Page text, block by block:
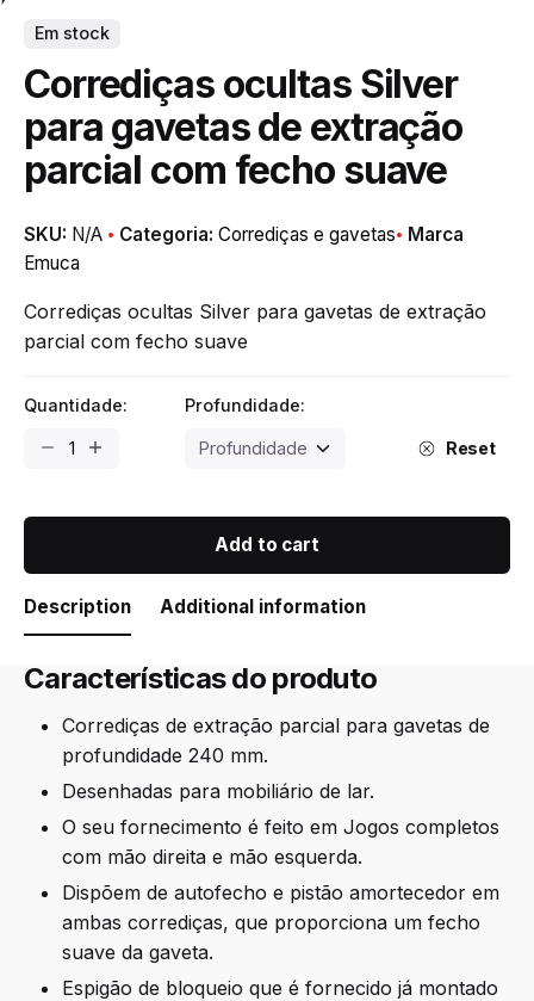
Em stock
Corrediças ocultas Silver
para gavetas de extração
parcial com fecho suave
SKU: N/A Categoria: Corrediças e gavetas
Marca
Emuca
Corrediças ocultas Silver para gavetas de extração
parcial com fecho suave
Quantidade:
Corrediças
para
de
extração
parcial
fecho
suave
Profundidade:
Reset
Add to cart
Description Additional information
Características do produto
Corrediças de extração parcial para gavetas de
profundidade 240 mm.
Desenhadas para mobiliário de lar.
O seu fornecimento é feito em Jogos completos
com mão direita e mão esquerda.
Dispõem de autofecho e pistão amortecedor em
ambas corrediças, que proporciona um fecho
suave da gaveta.
Espigão de bloqueio que é fornecido já montado